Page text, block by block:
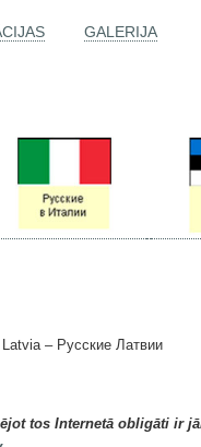
GALERIJA
– Русские Латвии
tos Internetā obligāti ir